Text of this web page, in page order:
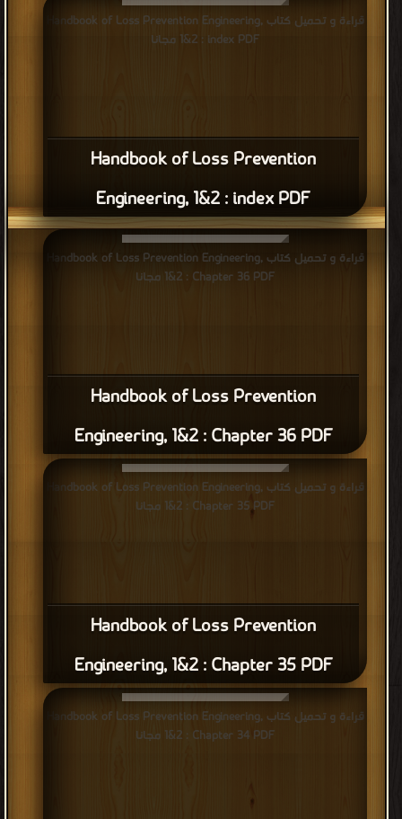
Handbook of Loss Prevention
Engineering, 1&2 : index PDF
قراءة و تحميل كتاب Handbook of Loss Prevention Engineering,
1&2 : index PDF مجانا
Handbook of Loss Prevention
Engineering, 1&2 : Chapter 36 PDF
قراءة و تحميل كتاب Handbook of Loss Prevention Engineering,
1&2 : Chapter 36 PDF مجانا
Handbook of Loss Prevention
Engineering, 1&2 : Chapter 35 PDF
قراءة و تحميل كتاب Handbook of Loss Prevention Engineering,
1&2 : Chapter 35 PDF مجانا
قراءة و تحميل كتاب Handbook of Loss Prevention Engineering,
1&2 : Chapter 34 PDF مجانا